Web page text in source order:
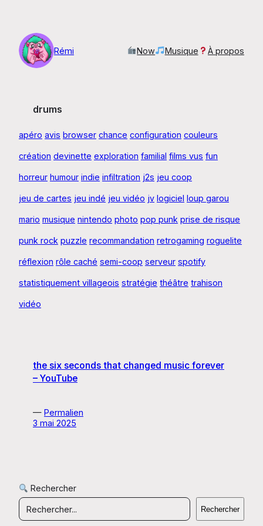
contenu
Rémi
Now Musique À propos
drums
apéro avis browser chance configuration couleurs
création devinette exploration familial films vus fun
horreur humour indie infiltration j2s jeu coop
jeu de cartes jeu indé jeu vidéo jv logiciel loup garou
mario musique nintendo photo pop punk prise de risque
punk rock puzzle recommandation retrogaming roguelite
réflexion rôle caché semi-coop serveur spotify
statistiquement villageois stratégie théâtre trahison
vidéo
the six seconds that changed music forever
– YouTube
— Permalien
3 mai 2025
Rechercher
Rechercher